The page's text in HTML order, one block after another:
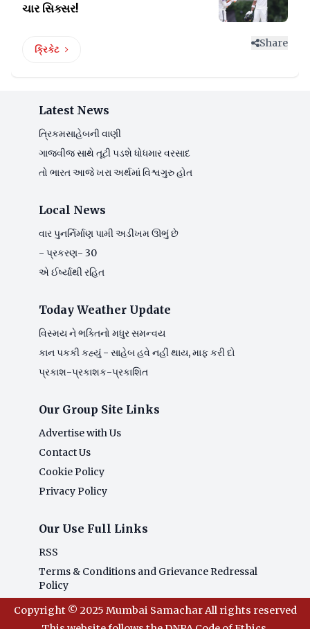
ચાર સિક્સર!
ક્રિકેટ
Share
Latest News
ત્રિકમસાહેબની વાણી
ગાજવીજ સાથે તૂટી પડશે ધોધમાર વરસાદ
તો ભારત આજે ખરા અર્થમાં વિશ્વગુરુ હોત
Local News
વાર પુનર્નિર્માણ પામી અડીખમ ઊભું છે
- પ્રકરણ- 30
એ ઈર્ષ્યાથી રહિત
Today Weather Update
વિસ્મય ને ભક્તિનો મધુર સમન્વય
કાન પકકી કહ્યું - સાહેબ હવે નહીં થાય, માફ કરી દો
પ્રકાશ-પ્રકાશક-પ્રકાશિત
Our Group Site Links
Advertise with Us
Contact Us
Cookie Policy
Privacy Policy
Our Use Full Links
RSS
Terms & Conditions and Grievance Redressal
Policy
Copyright © 2025 Mumbai Samachar All rights reserved